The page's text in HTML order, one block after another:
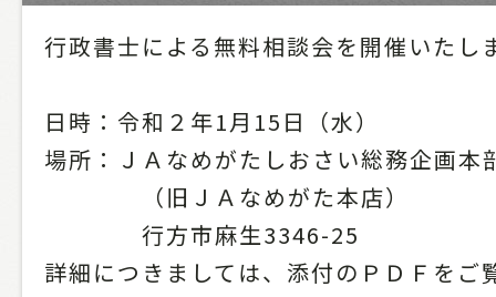
行政書士による無料相談会を開催いたし
日時：令和２年1月15日（水）
場所：ＪＡなめがたしおさい総務企画本
（旧ＪＡなめがた本店）
行方市麻生3346-25
詳細につきましては、添付のＰＤＦをご